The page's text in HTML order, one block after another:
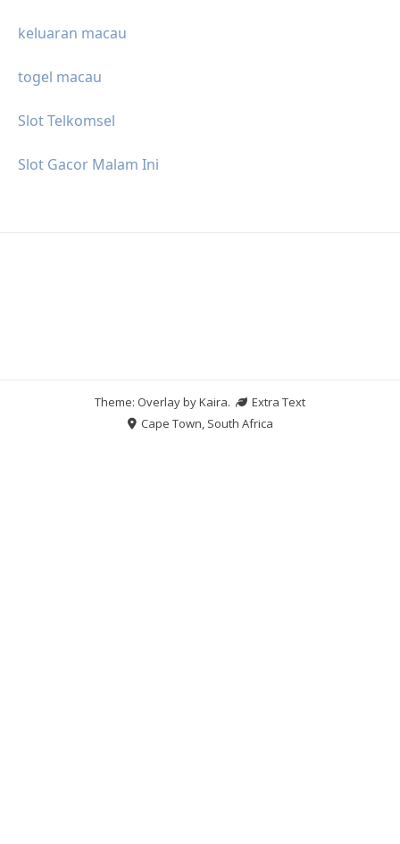
keluaran macau
togel macau
Slot Telkomsel
Slot Gacor Malam Ini
Theme: Overlay byKaira.
Extra Text
Cape Town, South Africa